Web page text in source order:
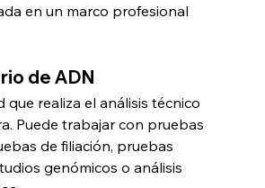
en un marco profesional
de ADN
que realiza el análisis técnico
Puede trabajar con pruebas
de filiación, pruebas
genómicos o análisis